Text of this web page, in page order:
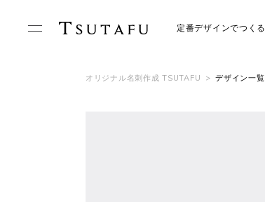
定番デザインでつくる
オリジナル名刺作成 TSUTAFU > デザイン一覧